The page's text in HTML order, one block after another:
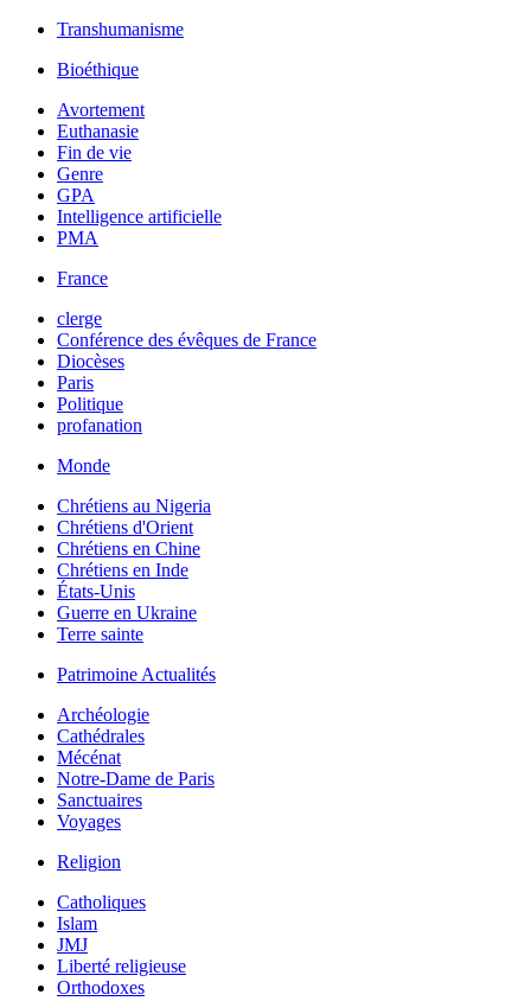
Transhumanisme
Bioéthique
Avortement
Euthanasie
Fin de vie
Genre
GPA
Intelligence artificielle
PMA
France
clerge
Conférence des évêques de France
Diocèses
Paris
Politique
profanation
Monde
Chrétiens au Nigeria
Chrétiens d'Orient
Chrétiens en Chine
Chrétiens en Inde
États-Unis
Guerre en Ukraine
Terre sainte
Patrimoine Actualités
Archéologie
Cathédrales
Mécénat
Notre-Dame de Paris
Sanctuaires
Voyages
Religion
Catholiques
Islam
JMJ
Liberté religieuse
Orthodoxes